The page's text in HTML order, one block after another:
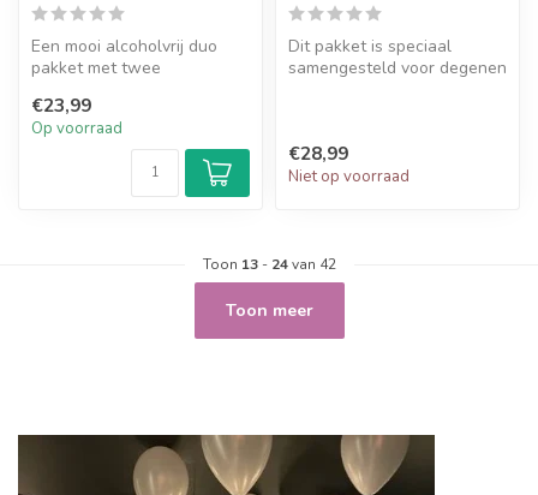
Een mooi alcoholvrij duo
pakket met twee
merk Kolonn...
€23,99
Op voorraad
Dit pakket is speciaal
samengesteld voor degenen
€28,99
Niet op voorraad
Toon 13- 24van 42
Toon meer